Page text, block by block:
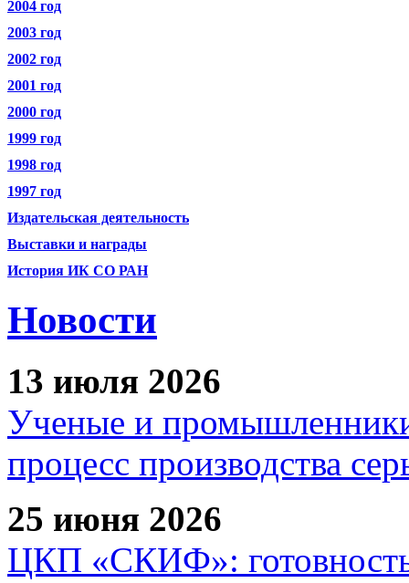
2004 год
2003 год
2002 год
2001 год
2000 год
1999 год
1998 год
1997 год
Издательская деятельность
Выставки и награды
История ИК СО РАН
Новости
13 июля 2026
Ученые и
процесс производства
25 июня 2026
ЦКП «СКИФ»: готовность